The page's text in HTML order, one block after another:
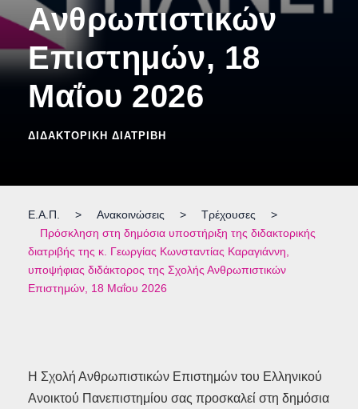
Ανθρωπιστικών
Επιστημών, 18
Μαΐου 2026
ΔΙΔΑΚΤΟΡΙΚΉ ΔΙΑΤΡΙΒΉ
Ε.Α.Π. > Ανακοινώσεις > Τρέχουσες
>
Πρόσκληση στη δημόσια υποστήριξη της διδακτορικής
διατριβής της κ. Γεωργίας Κωνσταντίας Καραγιάννη,
υποψήφιας διδάκτορος της Σχολής Ανθρωπιστικών
Επιστημών, 18 Μαΐου 2026
Η Σχολή Ανθρωπιστικών Επιστημών του Ελληνικού
Ανοικτού Πανεπιστημίου σας προσκαλεί στη δημόσια